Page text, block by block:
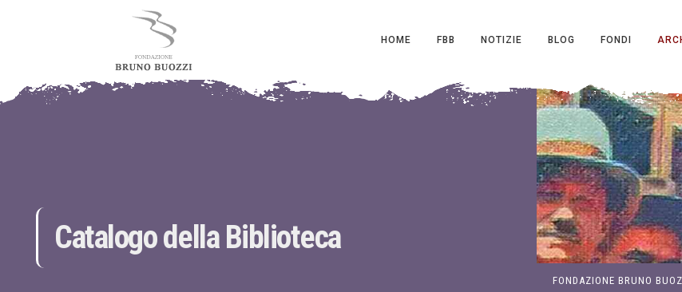
HOME FBB NOTIZIE BLOG FONDI
Catalogo della Biblioteca
FONDAZIONE BRUNO